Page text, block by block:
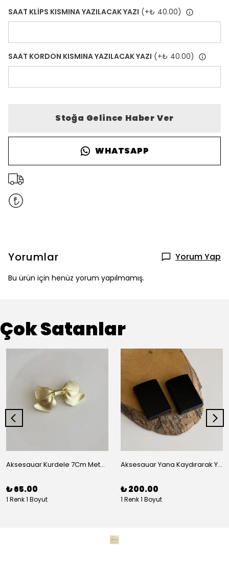
SAAT KLİPS KISMINA YAZILACAK YAZI (+₺ 40.00)
SAAT KORDON KISMINA YAZILACAK YAZI (+₺ 40.00)
Stoğa Gelince Haber Ver
WHATSAPP
Yorumlar Yorum Yap
Bu ürün için henüz yorum yapılmamış.
Çok Satanlar
Aksesauar Kurdele 7Cm Metal Pens Toka
₺ 65.00
1 Renk 1 Boyut
Aksesauar Yana Kaydırarak Yanmalı Kum Siyah Çakmak
₺ 200.00
1 Renk 1 Boyut